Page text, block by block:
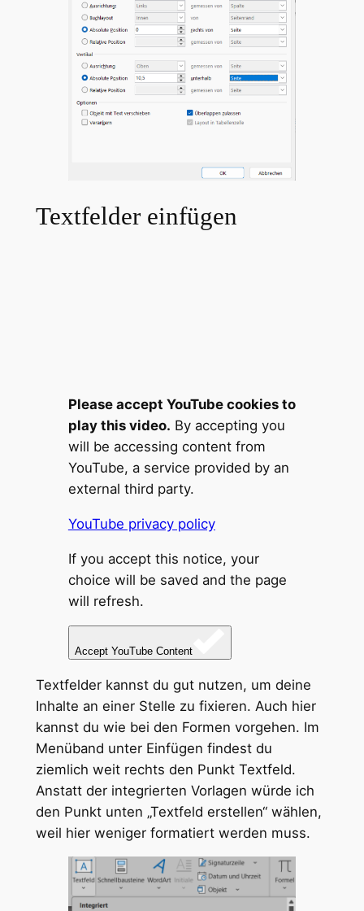
Textfelder einfügen
Please accept YouTube cookies to
play this video. By accepting you
will be accessing content from
YouTube, a service provided by an
external third party.
YouTube privacy policy
If you accept this notice, your
choice will be saved and the page
will refresh.
Accept YouTube Content
Textfelder kannst du gut nutzen, um deine
Inhalte an einer Stelle zu fixieren. Auch hier
kannst du wie bei den Formen vorgehen. Im
Menüband unter Einfügen findest du
ziemlich weit rechts den Punkt Textfeld.
Anstatt der integrierten Vorlagen würde ich
den Punkt unten „Textfeld erstellen“ wählen,
weil hier weniger formatiert werden muss.